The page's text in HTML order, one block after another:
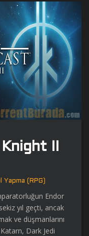
II
Yapma (RPG)
Endor
yıl geçti, ancak
ve düşmanlarını
Dark Jedi